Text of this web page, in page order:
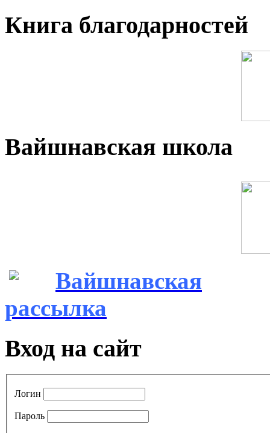
Книга благодарностей
Вайшнавская школа
Вайшнавская
рассылка
Вход на сайт
Логин
Пароль